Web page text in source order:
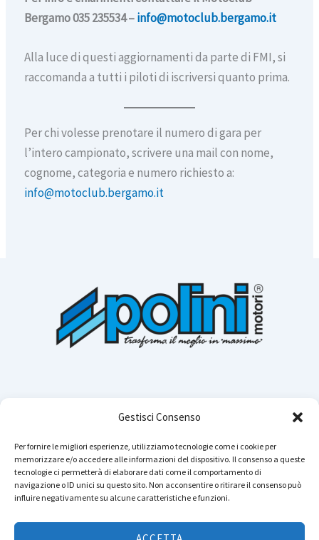
Gestisci Consenso
Per fornire le migliori esperienze, utilizziamo tecnologie come i cookie per
memorizzare e/o accedere alle informazioni del dispositivo. Il consenso a queste
tecnologie ci permetterà di elaborare dati come il comportamento di
navigazione o ID unici su questo sito. Non acconsentire o ritirare il consenso può
influire negativamente su alcune caratteristiche e funzioni.
Bergamo 035 235534 –info@motoclub.bergamo.it
Alla luce di questi aggiornamenti da parte di FMI, si
raccomanda a tutti i piloti di iscriversi quanto prima.
Per chi volesse prenotare il numero di gara per
l’intero campionato, scrivere una mail con nome,
cognome, categoria e numero richiesto a:
info@motoclub.bergamo.it
Cerca
Instagram
YouTube
TikTok
Facebook
LinkedIn
WhatsApp
Telegram